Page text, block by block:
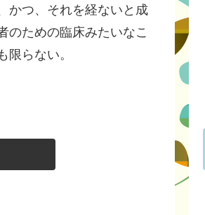
かつ、それを経ないと成
のための臨床みたいなこ
らない。